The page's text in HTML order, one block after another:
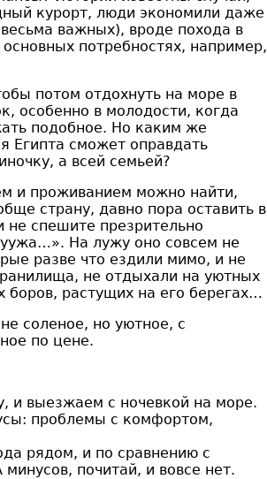
курорт, люди экономили даже
важных), вроде похода в
потребностях, например,
потом отдохнуть на море в
особенно в молодости, когда
подобное. Но каким же
Египта сможет оправдать
а всей семьей?
и проживанием можно найти,
страну, давно пора оставить в
спешите презрительно
На лужу оно совсем не
разве что ездили мимо, и не
не отдыхали на уютных
растущих на его берегах…
соленое, но уютное, с
по цене.
и выезжаем с ночевкой на море.
проблемы с комфортом,
рядом, и по сравнению с
почитай, и вовсе нет.